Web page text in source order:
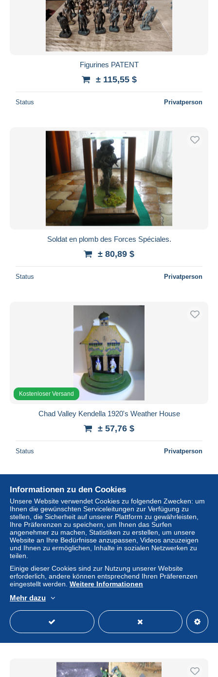
Figurines PATENT
± 115,55 $
Status Privatperson
Soldat en plomb des Forces Spéciales.
± 80,89 $
Status Privatperson
Kostenloser Versand
Chad Valley Kendella 1920's Weather House
± 57,76 $
Status Privatperson
Mazinger Z Garada K7 Minerva X Set 3 Figure Vintage
± 38,13 $
Status Privatperson
Informationen zu den Cookies
Unsere Website verwendet Cookies zu folgenden Zwecken: um
Ihnen die gewünschten Serviceleitungen zur Verfügung zu
stellen, die Sicherheit auf unserer Plattform zu gewährleisten,
Ihre Präferenzen zu speichern, um Ihnen das Surfen
angenehmer zu machen, Statistiken zu erstellen, um unsere
Website an Ihre Bedürfnisse anzupassen, Videos anzuzeigen
und Ihnen zu ermöglichen, Inhalte in sozialen Netzwerken zu
teilen.
Einige dieser Cookies sind zur Nutzung unserer Website
erforderlich, andere können entsprechend Ihren Präferenzen
eingestellt werden. Weitere Informationen
Mehr dazu